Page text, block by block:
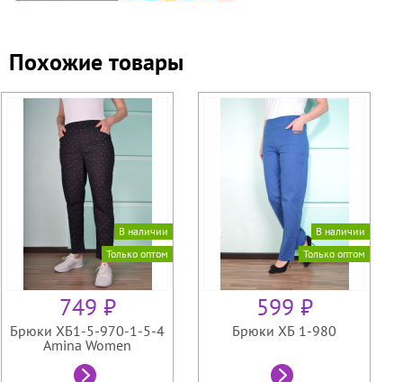
Похожие товары
В наличии
Только оптом
749 ₽
Брюки ХБ1-5-970-1-5-4
Amina Women
В наличии
Только оптом
599 ₽
Брюки ХБ 1-980